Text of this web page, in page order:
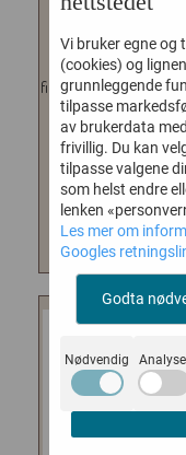
DUA | BALI
De aller flotteste
finner du her -
fra...
249,-
KJØP
Vi bruker egne
(cookies) og
grunnleggende
tilpasse
av brukerdata
frivillig. Du kan
tilpasse valgene
som helst endre
lenken
Les mer om
Googles
Godta
Nødvendig Analyse